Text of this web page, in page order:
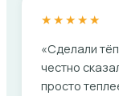
★★★★★
«Сделали
честно
просто